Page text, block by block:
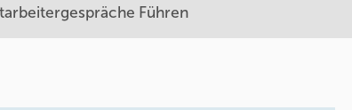
Führen